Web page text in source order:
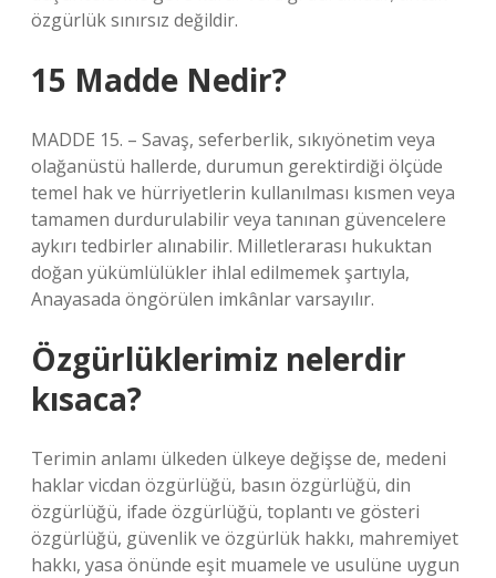
özgürlük sınırsız değildir.
15 Madde Nedir?
MADDE 15. – Savaş, seferberlik, sıkıyönetim veya
olağanüstü hallerde, durumun gerektirdiği ölçüde
temel hak ve hürriyetlerin kullanılması kısmen veya
tamamen durdurulabilir veya tanınan güvencelere
aykırı tedbirler alınabilir. Milletlerarası hukuktan
doğan yükümlülükler ihlal edilmemek şartıyla,
Anayasada öngörülen imkânlar varsayılır.
Özgürlüklerimiz nelerdir
kısaca?
Terimin anlamı ülkeden ülkeye değişse de, medeni
haklar vicdan özgürlüğü, basın özgürlüğü, din
özgürlüğü, ifade özgürlüğü, toplantı ve gösteri
özgürlüğü, güvenlik ve özgürlük hakkı, mahremiyet
hakkı, yasa önünde eşit muamele ve usulüne uygun